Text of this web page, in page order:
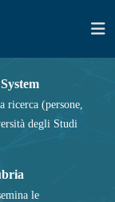
ricerca (persone,
degli Studi
le